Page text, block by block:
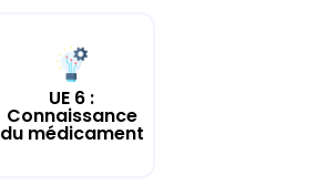
UE 6 :
Connaissance
du médicament